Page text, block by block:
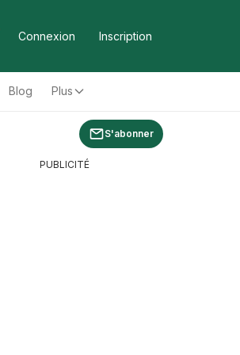
Connexion Inscription
Blog Plus
S'abonner
PUBLICITÉ